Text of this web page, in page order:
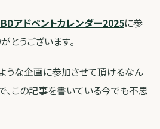
アドベントカレンダー2025に参
とうございます。
うな企画に参加させて頂けるなん
、この記事を書いている今でも不思